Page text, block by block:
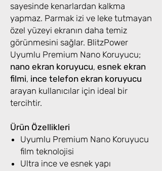
sayesinde kenarlardan kalkma
yapmaz. Parmak izi ve leke tutmayan
özel yüzeyi ekranın daha temiz
görünmesini sağlar. BlitzPower
Uyumlu Premium Nano Koruyucu;
nano ekran koruyucu, esnek ekran
filmi, ince telefon ekran koruyucu
arayan kullanıcılar için ideal bir
tercihtir.
Ürün Özellikleri
Uyumlu Premium Nano Koruyucu
film teknolojisi
Ultra ince ve esnek yapı